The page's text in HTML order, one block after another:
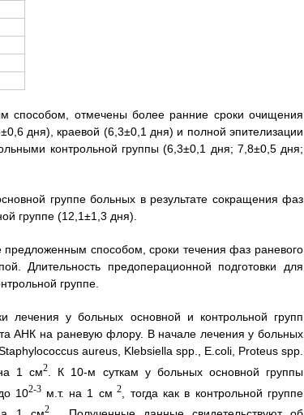
способом, отмечены более ранние сроки очищения
дня), краевой (6,3±0,1 дня) и полной эпителизации
контрольной группы (6,3±0,1 дня; 7,8±0,5 дня;
группе больных в результате сокращения фаз
группе (12,1±1,3 дня).
способом, сроки течения фаз раневого
Длительность предоперационной подготовки для
группе.
лечения у больных основной и контрольной групп
АНК на раневую флору. В начале лечения у больных
aureus, Klebsiella spp., E.coli, Proteus spp.
1 см2
. К 10-м суткам у больных основной группы
102-3 м.т. на 1 см 2
, тогда как в контрольной группе
2